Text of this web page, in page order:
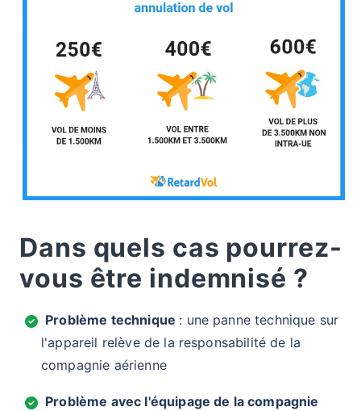
Dans quels cas pourrez-
vous être indemnisé ?
Problème technique : une panne technique sur
l'appareil relève de la responsabilité de la
compagnie aérienne
Problème avec l'équipage de la compagnie